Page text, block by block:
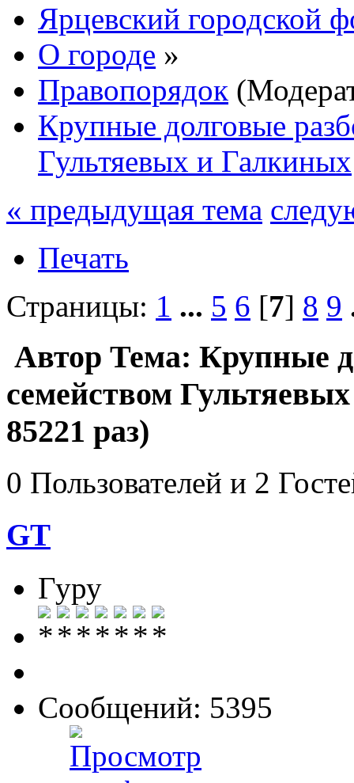
Ярцевский городской
О городе »
Правопорядок
Крупные долговые
Гультяевых и Галкиных
« предыдущая тема
Печать
Страницы: 1 ... 5 6 [7] 8 9
Автор Тема: Крупные
семейством
85221 раз)
0 Пользователей и 2
GT
Гуру
Сообщений: 5395